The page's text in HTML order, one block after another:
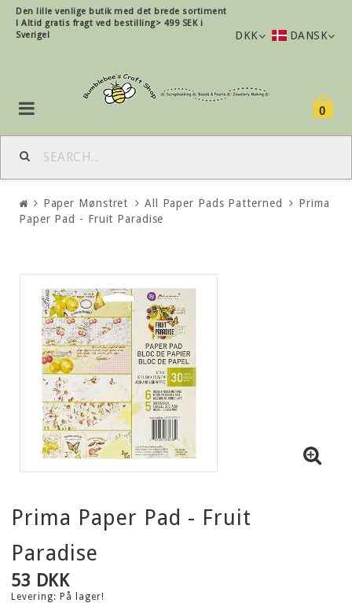
Den lille venlige butik med det brede sortiment
! Altid gratis fragt ved bestilling> 499 SEK i
Sverige!
DKK DANSK
0
Paper Mønstret All Paper Pads Patterned
Prima
Paper Pad - Fruit Paradise
Prima Paper Pad - Fruit
Paradise
53 DKK
Levering: På lager!